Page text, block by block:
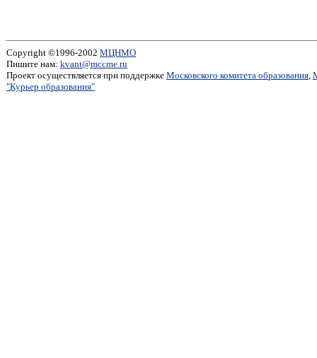
Copyright ©1996-2002 МЦНМО
Пишите нам: kvant@mccme.ru
Проект осуществляется при поддержке Московского комитета образования,
"Курьер образования"